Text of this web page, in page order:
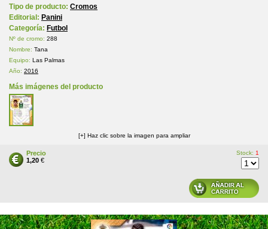
Tipo de producto: Cromos
Editorial: Panini
Categoría: Futbol
Nº de cromo: 288
Nombre: Tana
Equipo: Las Palmas
Año: 2016
Más imágenes del producto
[+] Haz clic sobre la imagen para ampliar
Precio
1,20 €
Stock: 1